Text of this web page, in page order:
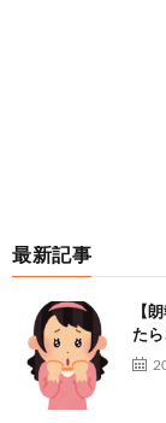
最新記事
【
たら